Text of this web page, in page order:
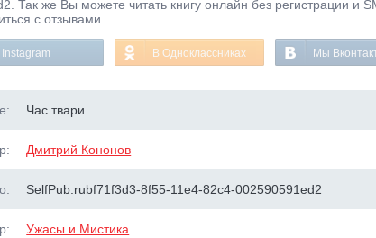
Так же Вы можете читать книгу онлайн без регистрации и
с отзывами.
Instagram В Одноклассниках Мы
Час твари
Дмитрий Кононов
SelfPub.rubf71f3d3-8f55-11e4-82c4-002590591ed2
Ужасы и Мистика